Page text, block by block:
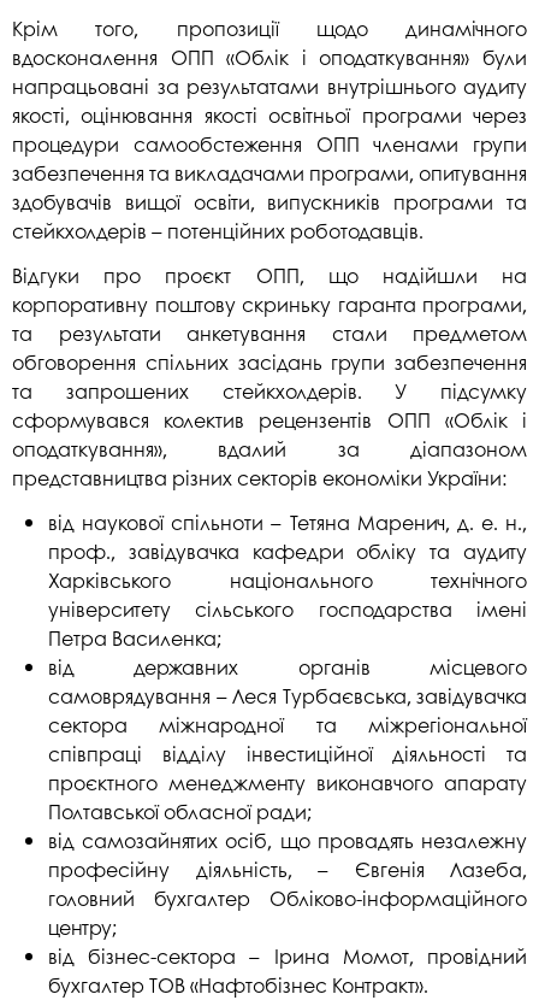
Крім того, пропозиції щодо динамічного
вдосконалення ОПП «Облік і оподаткування» були
напрацьовані за результатами внутрішнього аудиту
якості, оцінювання якості освітньої програми через
процедури самообстеження ОПП членами групи
забезпечення та викладачами програми, опитування
здобувачів вищої освіти, випускників програми та
стейкхолдерів – потенційних роботодавців.
Відгуки про проєкт ОПП, що надійшли на
корпоративну поштову скриньку гаранта програми,
та результати анкетування стали предметом
обговорення спільних засідань групи забезпечення
та запрошених стейкхолдерів. У підсумку
сформувався колектив рецензентів ОПП «Облік і
оподаткування», вдалий за діапазоном
представництва різних секторів економіки України:
від наукової спільноти – Тетяна Маренич, д. е. н.,
проф., завідувачка кафедри обліку та аудиту
Харківського національного технічного
університету сільського господарства імені
Петра Василенка;
від державних органів місцевого
самоврядування – Леся Турбаєвська, завідувачка
сектора міжнародної та міжрегіональної
співпраці відділу інвестиційної діяльності та
проєктного менеджменту виконавчого апарату
Полтавської обласної ради;
від самозайнятих осіб, що провадять незалежну
професійну діяльність, – Євгенія Лазеба,
головний бухгалтер Обліково-інформаційного
центру;
від бізнес-сектора – Ірина Момот, провідний
бухгалтер ТОВ «Нафтобізнес Контракт».